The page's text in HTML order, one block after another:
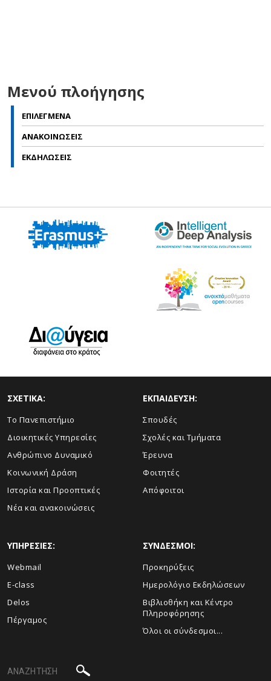
Μενού πλοήγησης
ΕΠΙΛΕΓΜΕΝΑ
ΑΝΑΚΟΙΝΩΣΕΙΣ
ΕΚΔΗΛΩΣΕΙΣ
ΣΧΕΤΙΚΑ:
Το Πανεπιστήμιο
Διοικητικές Υπηρεσίες
Ανθρώπινο Δυναμικό
Κοινωνική Δράση
Ιστορία και Προοπτικές
Νέα και ανακοινώσεις
ΕΚΠΑΙΔΕΥΣΗ:
Σπουδές
Σχολές και Τμήματα
Έρευνα
Φοιτητές
Απόφοιτοι
ΥΠΗΡΕΣΙΕΣ:
Webmail
E-class
Delos
Πέργαμος
ΣΥΝΔΕΣΜΟΙ:
Προκηρύξεις
Ημερολόγιο Εκδηλώσεων
Βιβλιοθήκη και Κέντρο
Πληροφόρησης
Όλοι οι σύνδεσμοι...